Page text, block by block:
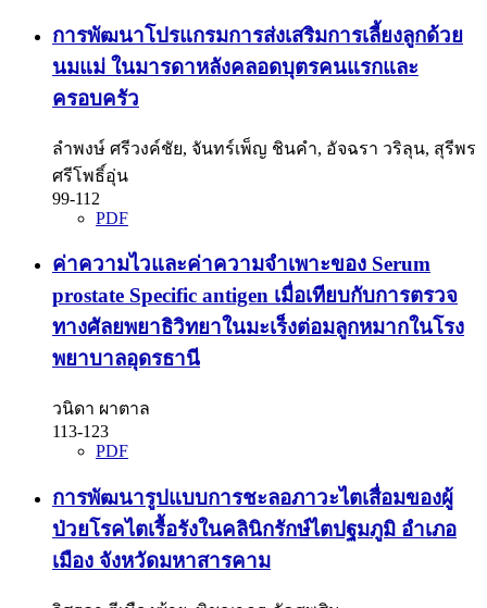
การพัฒนาโปรแกรมการส่งเสริมการเลี้ยงลูกด้วย
นมแม่ ในมารดาหลังคลอดบุตรคนแรกและ
ครอบครัว
ลำพงษ์ ศรีวงค์ชัย, จันทร์เพ็ญ ชินคำ, อัจฉรา วริลุน, สุรีพร
ศรีโพธิ์อุ่น
99-112
PDF
ค่าความไวและค่าความจำเพาะของ Serum
prostate Specific antigen เมื่อเทียบกับการตรวจ
ทางศัลยพยาธิวิทยาในมะเร็งต่อมลูกหมากในโรง
พยาบาลอุดรธานี
วนิดา ผาตาล
113-123
PDF
การพัฒนารูปแบบการชะลอภาวะไตเสื่อมของผู้
ป่วยโรคไตเรื้อรังในคลินิกรักษ์ไตปฐมภูมิ อำเภอ
เมือง จังหวัดมหาสารคาม